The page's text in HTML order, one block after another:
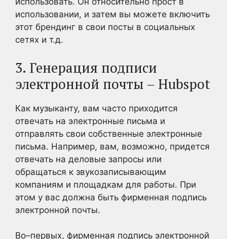
использовании, и затем вы можете включить
этот брендинг в свои посты в социальных
сетях и т.д.
3. Генерация подписи
электронной почты – Hubspot
Как музыканту, вам часто приходится
отвечать на электронные письма и
отправлять свои собственные электронные
письма. Например, вам, возможно, придется
отвечать на деловые запросы или
обращаться к звукозаписывающим
компаниям и площадкам для работы. При
этом у вас должна быть фирменная подпись
электронной почты.
Во–первых, фирменная подпись электронной